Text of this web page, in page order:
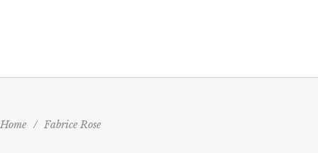
Home / Fabrice Rose